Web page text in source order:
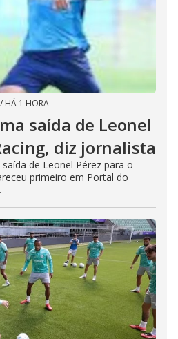
/ HÁ 1 HORA
saída de Leonel
diz jornalista
de Leonel Pérez para o
primeiro em Portal do